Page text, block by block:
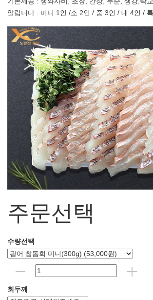
알립니다 : 미니 1인 /소 2인 / 중 3인 / 대 4인 /
주문선택
수량선택
회두께